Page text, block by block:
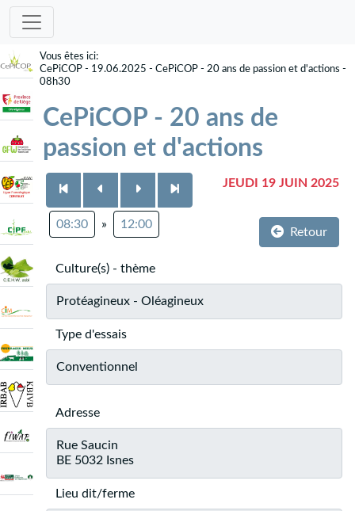
CePiCOP - 19.06.2025 - CePiCOP - 20 ans de passion et d'actions -
08h30
CePiCOP - 20 ans de
passion et d'actions
JEUDI 19 JUIN 2025
08:30 » 12:00
Retour
Culture(s) - thème
Protéagineux - Oléagineux
Type d'essais
Conventionnel
Adresse
Rue Saucin
BE 5032 Isnes
Lieu dit/ferme